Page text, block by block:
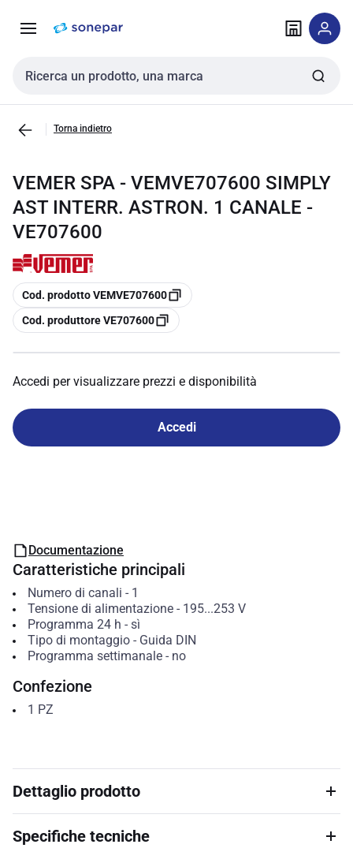
navigazione alla
Cerca input
Torna indietro
VEMER SPA - VEMVE707600 SIMPLY
AST INTERR. ASTRON. 1 CANALE -
VE707600
copia
Cod. prodotto VEMVE707600
copia
Cod. produttore VE707600
Accedi per visualizzare prezzi e disponibilità
Accedi
Documentazione
Caratteristiche principali
Numero di canali - 1
Tensione di alimentazione- 195...253 V
Programma 24 h - sì
Tipo di montaggio- Guida DIN
Programma settimanale- no
Confezione
1 PZ
Dettaglio prodotto
Specifiche tecniche